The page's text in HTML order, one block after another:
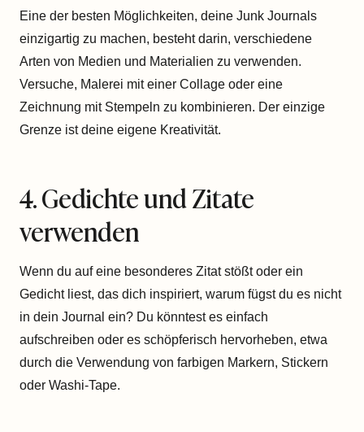
Eine der besten Möglichkeiten, deine Junk Journals
einzigartig zu machen, besteht darin, verschiedene
Arten von Medien und Materialien zu verwenden.
Versuche, Malerei mit einer Collage oder eine
Zeichnung mit Stempeln zu kombinieren. Der einzige
Grenze ist deine eigene Kreativität.
4. Gedichte und Zitate
verwenden
Wenn du auf eine besonderes Zitat stößt oder ein
Gedicht liest, das dich inspiriert, warum fügst du es nicht
in dein Journal ein? Du könntest es einfach
aufschreiben oder es schöpferisch hervorheben, etwa
durch die Verwendung von farbigen Markern, Stickern
oder Washi-Tape.